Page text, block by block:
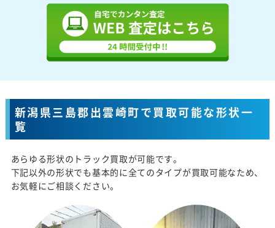
新潟県三島郡出雲崎町で買取可能な形状一
覧
あらゆる形状のトラック買取が可能です。
下記以外の形状でも基本的に全てのタイプが買取可能なため、
お気軽にご相談ください。